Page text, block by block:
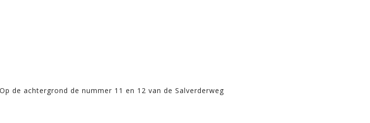
de achtergrond de nummer 11 en 12 van de Salverderweg